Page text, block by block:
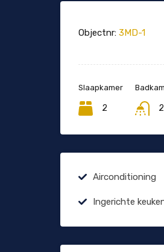
Objectnr: 3MD-1
Slaapkamer
2 2
Airconditioning
Ingerichte